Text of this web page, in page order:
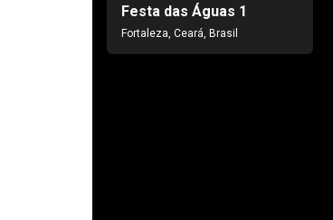
Festa das Águas 1
Fortaleza, Ceará, Brasil